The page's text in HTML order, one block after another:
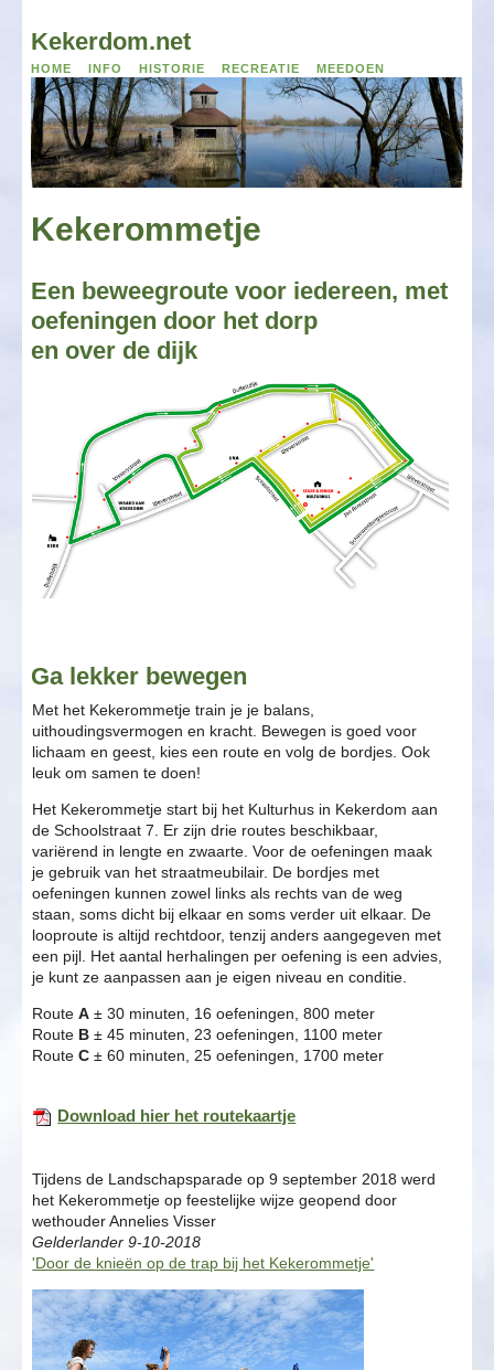
Kekerdom.net
home info historie recreatie meedoen
Kekerommetje
Een beweegroute voor iedereen, met
oefeningen door het dorp
en over de dijk
Ga lekker bewegen
Met het Kekerommetje train je je balans,
uithoudingsvermogen en kracht. Bewegen is goed voor
lichaam en geest, kies een route en volg de bordjes. Ook
leuk om samen te doen!
Het Kekerommetje start bij het Kulturhus in Kekerdom aan
de Schoolstraat 7. Er zijn drie routes beschikbaar,
variërend in lengte en zwaarte. Voor de oefeningen maak
je gebruik van het straatmeubilair. De bordjes met
oefeningen kunnen zowel links als rechts van de weg
staan, soms dicht bij elkaar en soms verder uit elkaar. De
looproute is altijd rechtdoor, tenzij anders aangegeven met
een pijl. Het aantal herhalingen per oefening is een advies,
je kunt ze aanpassen aan je eigen niveau en conditie.
RouteA ± 30 minuten, 16 oefeningen, 800 meter
Route B ± 45 minuten, 23 oefeningen, 1100 meter
RouteC ± 60 minuten, 25 oefeningen, 1700 meter
Download hier het routekaartje
Tijdens de Landschapsparade op 9 september 2018 werd
het Kekerommetje op feestelijke wijze geopend door
wethouder Annelies Visser
Gelderlander 9-10-2018
'Door de knieën op de trap bij het Kekerommetje'